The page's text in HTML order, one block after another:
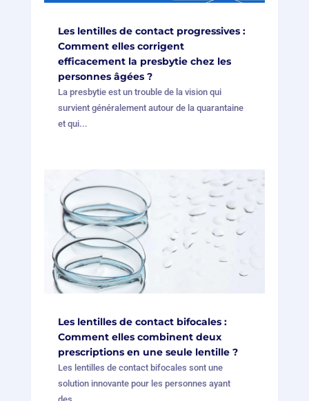
Les lentilles de contact progressives :
Comment elles corrigent
efficacement la presbytie chez les
personnes âgées ?
La presbytie est un trouble de la vision qui
survient généralement autour de la quarantaine
et qui...
Les lentilles de contact bifocales :
Comment elles combinent deux
prescriptions en une seule lentille ?
Les lentilles de contact bifocales sont une
solution innovante pour les personnes ayant